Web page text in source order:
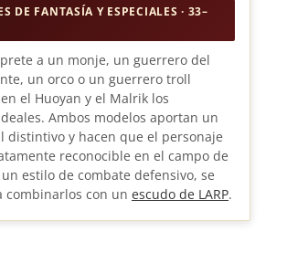
DE FANTASÍA Y ESPECIALES · 33–
a un monje, un guerrero del
un orco o un guerrero troll
el Huoyan y el Malrik los
Ambos modelos aportan un
distintivo y hacen que el personaje
reconocible en el campo de
estilo de combate defensivo, se
combinarlos con un escudo de LARP.